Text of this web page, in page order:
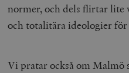
normer, och dels flirtar
och totalitära ideologier för
Vi pratar också om Malmö